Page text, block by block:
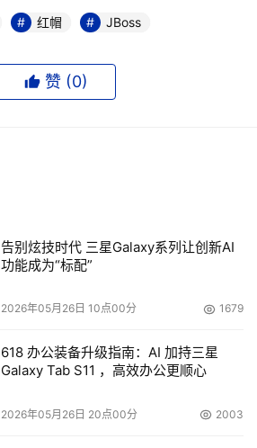
红帽 JBoss
赞 (0)
告别炫技时代 三星Galaxy系列让创新AI
功能成为“标配”
2026年05月26日 10点00分 1679
618 办公装备升级指南：AI 加持三星
Galaxy Tab S11 ，高效办公更顺心
2026年05月26日 20点00分 2003